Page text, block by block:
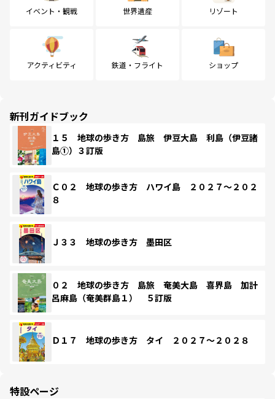
イベント・観戦 世界遺産 リゾート
アクティビティ 鉄道・フライト ショップ
新刊ガイドブック
１５ 地球の歩き方 島旅 伊豆大島 利島（伊豆諸
島①）３訂版
Ｃ０２ 地球の歩き方 ハワイ島 ２０２７～２０２
８
Ｊ３３ 地球の歩き方 墨田区
０２ 地球の歩き方 島旅 奄美大島 喜界島 加計
呂麻島（奄美群島１） ５訂版
Ｄ１７ 地球の歩き方 タイ ２０２７～２０２８
特設ページ